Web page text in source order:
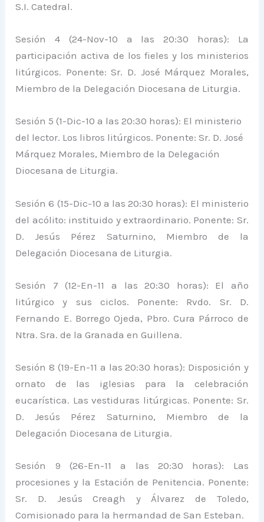
S.I. Catedral.
Sesión 4 (24-Nov-10 a las 20:30 horas): La
participación activa de los fieles y los ministerios
litúrgicos. Ponente: Sr. D. José Márquez Morales,
Miembro de la Delegación Diocesana de Liturgia.
Sesión 5 (1-Dic-10 a las 20:30 horas): El ministerio
del lector. Los libros litúrgicos. Ponente: Sr. D. José
Márquez Morales, Miembro de la Delegación
Diocesana de Liturgia.
Sesión 6 (15-Dic-10 a las 20:30 horas): El ministerio
del acólito: instituido y extraordinario. Ponente: Sr.
D. Jesús Pérez Saturnino, Miembro de la
Delegación Diocesana de Liturgia.
Sesión 7 (12-En-11 a las 20:30 horas): El año
litúrgico y sus ciclos. Ponente: Rvdo. Sr. D.
Fernando E. Borrego Ojeda, Pbro. Cura Párroco de
Ntra. Sra. de la Granada en Guillena.
Sesión 8 (19-En-11 a las 20:30 horas): Disposición y
ornato de las iglesias para la celebración
eucarística. Las vestiduras litúrgicas. Ponente: Sr.
D. Jesús Pérez Saturnino, Miembro de la
Delegación Diocesana de Liturgia.
Sesión 9 (26-En-11 a las 20:30 horas): Las
procesiones y la Estación de Penitencia. Ponente:
Sr. D. Jesús Creagh y Álvarez de Toledo,
Comisionado para la hermandad de San Esteban.